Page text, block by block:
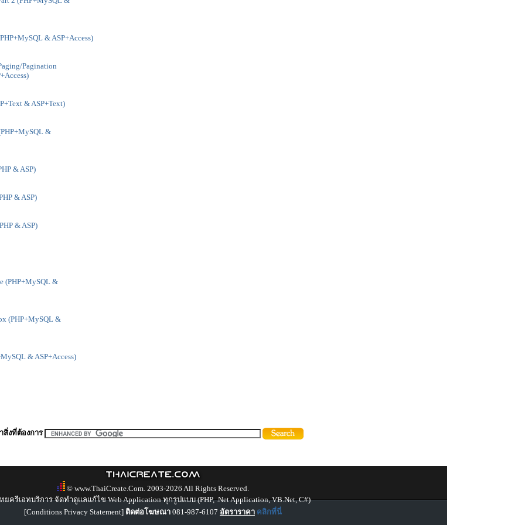
& ASP+Access)
Pagination
& ASP+Text)
&
& ASP)
& ASP)
& ASP)
(PHP+MySQL &
(PHP+MySQL &
& ASP+Access)
สิ่งที่ต้องการ
© www.ThaiCreate.Com. 2003-2026 All Rights Reserved.
ยครีเอทบริการ จัดทำดูแลแก้ไข Web Application ทุกรูปแบบ (PHP, .Net Application, VB.Net, C#)
[Conditions Privacy Statement] ติดต่อโฆษณา 081-987-6107 อัตราราคา คลิกที่นี่